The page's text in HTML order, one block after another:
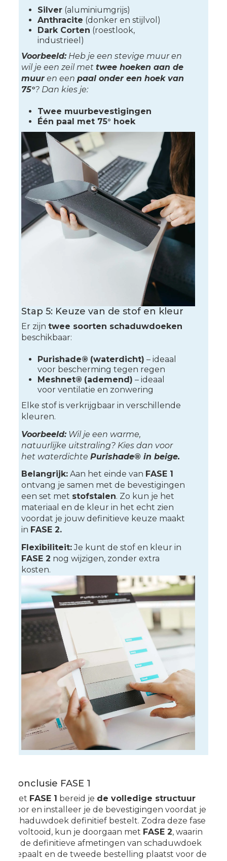
Silver(aluminiumgrijs)
Anthracite (donker en stijlvol)
Dark Corten (roestlook,
industrieel)
Voorbeeld:Heb je een stevige muur en
wil je een zeil met twee hoeken aan de
muuren een paal onder een hoek van
75°? Dan kies je:
Twee muurbevestigingen
Één paal met 75° hoek
Stap 5: Keuze van de stof en kleur
Er zijn twee soorten schaduwdoeken
beschikbaar:
Purishade® (waterdicht) – ideaal
voor bescherming tegen regen
Meshnet® (ademend) – ideaal
voor ventilatie en zonwering
Elke stof is verkrijgbaar in verschillende
kleuren.
Voorbeeld:Wil je een warme,
natuurlijke uitstraling? Kies dan voor
het waterdichte Purishade® in beige.
Belangrijk:Aan het einde van FASE 1
ontvang je samen met de bevestigingen
een set met stofstalen. Zo kun je het
materiaal en de kleur in het echt zien
voordat je jouw definitieve keuze maakt
in FASE 2.
Flexibiliteit:Je kunt de stof en kleur in
FASE 2 nog wijzigen, zonder extra
kosten.
Conclusie FASE 1
Met FASE 1 bereid je de volledige structuur
voor en installeer je de bevestigingen voordat je
schaduwdoek definitief bestelt. Zodra deze fase
is voltooid, kun je doorgaan met FASE 2, waarin
je de definitieve afmetingen van schaduwdoek
bepaalt en de tweede bestelling plaatst voor de